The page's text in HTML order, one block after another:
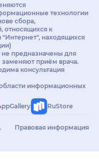
технологии
сбора,
относящихся к
"Интернет", находящихся
предназначены для
заменяют приём врача.
консультация
информационных
RuStore
Правовая информация